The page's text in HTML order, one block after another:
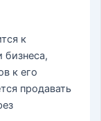
к
бизнеса,
к его
продавать